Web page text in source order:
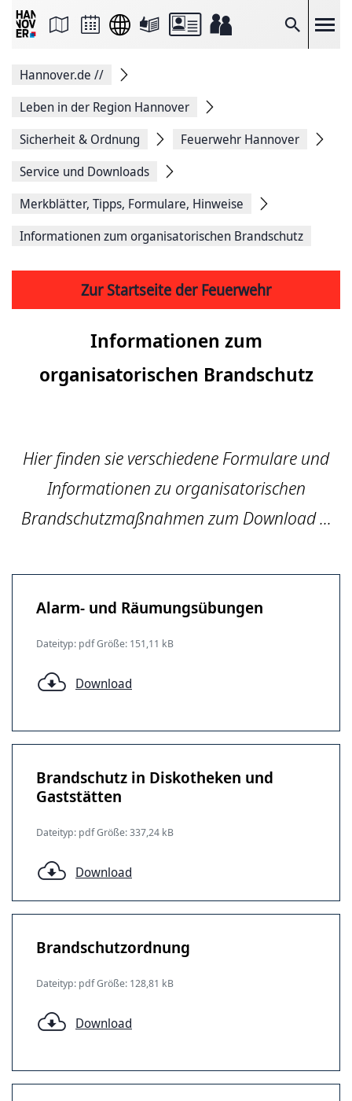
Suche
Seite
Facebook
teilen
Seitenlink
Seite
Hannover.de //
Leben in der Region Hannover
Sicherheit & Ordnung
Feuerwehr Hannover
Service und Downloads
Merkblätter, Tipps, Formulare, Hinweise
Informationen zum organisatorischen Brandschutz
Zur Startseite der Feuerwehr
Informationen zum
organisatorischen Brandschutz
Hier finden sie verschiedene Formulare und
Informationen zu organisatorischen
Brandschutzmaßnahmen zum Download ...
Alarm- und Räumungsübungen
Dateityp: pdf Größe: 151,11 kB
Download
Brandschutz in Diskotheken und
Gaststätten
Dateityp: pdf Größe: 337,24 kB
Download
Brandschutzordnung
Dateityp: pdf Größe: 128,81 kB
Download